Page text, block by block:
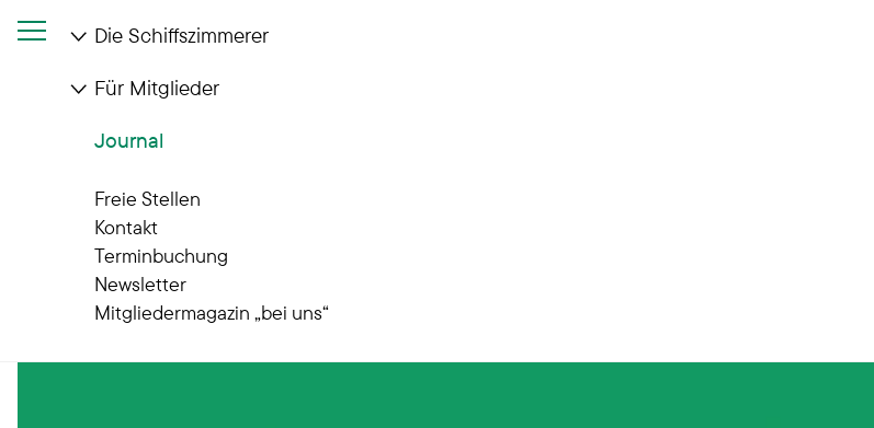
Die Schiffszimmerer
Für Mitglieder
Journal
Freie Stellen
Kontakt
Terminbuchung
Newsletter
Mitgliedermagazin „bei uns“
Journal
Gut zu wissen